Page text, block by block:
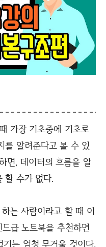
가장 기초중에 기초로
를 알려준다고 볼 수 있
면, 데이터의 흐름을 알
할 수가 없다.
는 사람이라고 할 때 이
급 노트북을 추천하면
는 엄청 무거울 것이다.